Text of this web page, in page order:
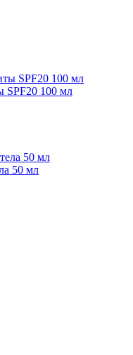
SPF20 100 мл
50 мл